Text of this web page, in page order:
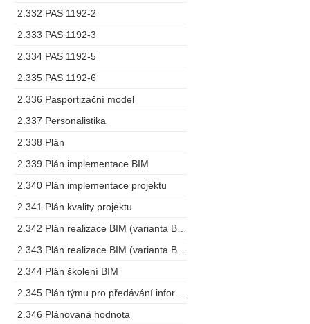
2.332 PAS 1192-2
2.333 PAS 1192-3
2.334 PAS 1192-5
2.335 PAS 1192-6
2.336 Pasportizační model
2.337 Personalistika
2.338 Plán
2.339 Plán implementace BIM
2.340 Plán implementace projektu
2.341 Plán kvality projektu
2.344 Plán školení BIM
2.346 Plánovaná hodnota